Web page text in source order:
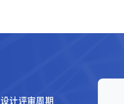
设计评审周期